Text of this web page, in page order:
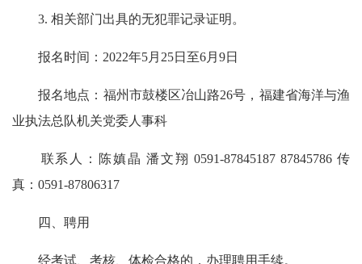
3. 相关部门出具的无犯罪记录证明。
报名时间：2022年5月25日至6月9日
报名地点：福州市鼓楼区冶山路26号，福建省海洋与渔
业执法总队机关党委人事科
联系人：陈嫃晶 潘文翔 0591-87845187 87845786 传
真：0591-87806317
四、聘用
经考试、考核、体检合格的，办理聘用手续。